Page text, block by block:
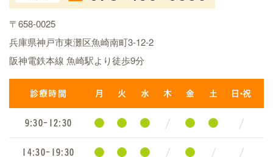
〒658-0025
兵庫県神戸市東灘区魚崎南町3-12-2
阪神電鉄本線 魚崎駅より徒歩9分
診療時間 月 火 水 木 金 土 日・祝
9:30-12:30 ● ● ● / ● ● /
14:30-19:30 ● ● ● / ● / /